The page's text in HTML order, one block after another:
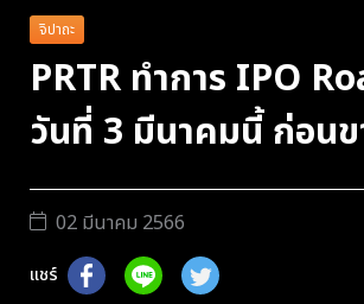
จิปาถะ
PRTR ทำการ IPO
วันที่ 3 มีนาคมนี้ ก่อน
02 มีนาคม 2566
แชร์